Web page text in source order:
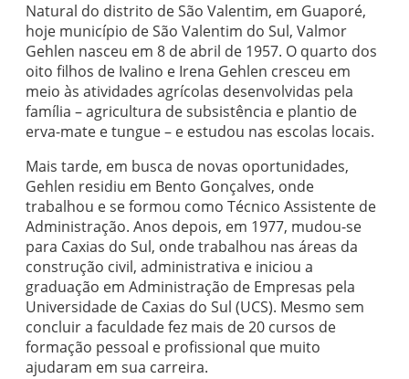
Natural do distrito de São Valentim, em Guaporé,
hoje município de São Valentim do Sul, Valmor
Gehlen nasceu em 8 de abril de 1957. O quarto dos
oito filhos de Ivalino e Irena Gehlen cresceu em
meio às atividades agrícolas desenvolvidas pela
família – agricultura de subsistência e plantio de
erva-mate e tungue – e estudou nas escolas locais.
Mais tarde, em busca de novas oportunidades,
Gehlen residiu em Bento Gonçalves, onde
trabalhou e se formou como Técnico Assistente de
Administração. Anos depois, em 1977, mudou-se
para Caxias do Sul, onde trabalhou nas áreas da
construção civil, administrativa e iniciou a
graduação em Administração de Empresas pela
Universidade de Caxias do Sul (UCS). Mesmo sem
concluir a faculdade fez mais de 20 cursos de
formação pessoal e profissional que muito
ajudaram em sua carreira.